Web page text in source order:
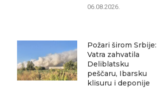
06.08.2026.
Požari širom Srbije:
Vatra zahvatila
Deliblatsku
peščaru, Ibarsku
klisuru i deponije